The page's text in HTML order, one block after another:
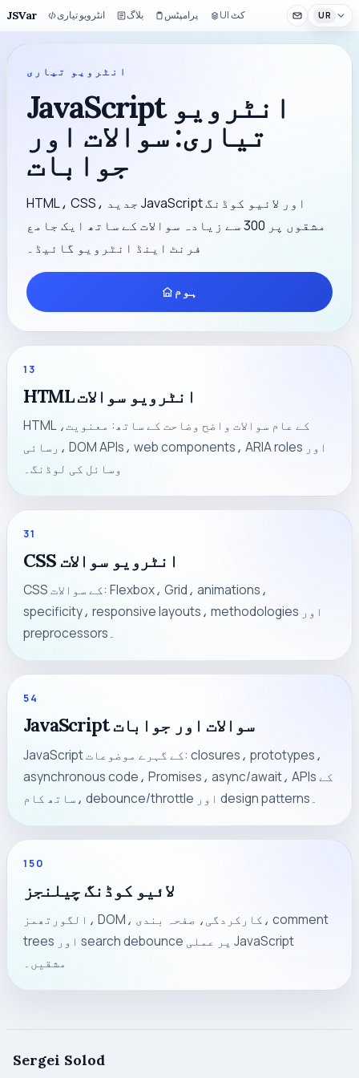
JSVar انٹرویو تیاری بلاگ پرامپٹس UI کٹ UR
انٹرویو تیاری
JavaScript انٹرویو
تیاری: سوالات اور
جوابات
HTML، CSS، جدید JavaScript اور لائیو کوڈنگ
مشقوں پر 300 سے زیادہ سوالات کے ساتھ ایک جامع
فرنٹ اینڈ انٹرویو گائیڈ۔
ہوم
13
HTML انٹرویو سوالات
HTML کے عام سوالات واضح وضاحت کے ساتھ: معنویت،
رسائی، DOM APIs، web components، ARIA roles اور
وسائل کی لوڈنگ۔
31
CSS انٹرویو سوالات
CSS کے سوالات: Flexbox، Grid، animations،
specificity، responsive layouts، methodologies اور
preprocessors۔
54
JavaScript سوالات اور جوابات
JavaScript کے گہرے موضوعات: closures، prototypes،
asynchronous code، Promises، async/await، APIs کے
ساتھ کام، debounce/throttle اور design patterns۔
150
لائیو کوڈنگ چیلنجز
الگورتھمز، DOM، کارکردگی، صفحہ بندی، comment
trees اور search debounce پر عملی JavaScript
مشقیں۔
Sergei Solod